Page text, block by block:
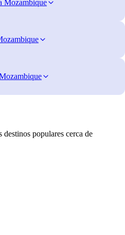
Mozambique
populares cerca de